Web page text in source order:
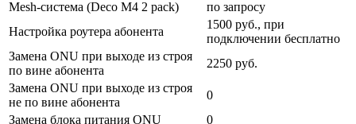
Mesh-система (Deco M4 2 pack)
по запросу
Настройка роутера абонента
1500 руб., при
подключении бесплатно
Замена ONU при выходе из строя
по вине абонента
2250 руб.
Замена ONU при выходе из строя
не по вине абонента
0
Замена блока питания ONU
0